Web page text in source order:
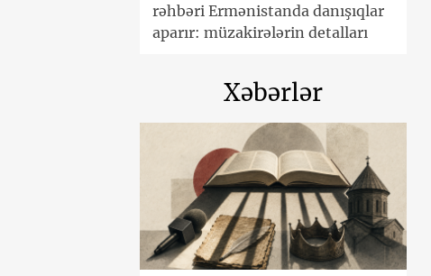
rəhbəri Ermənistanda danışıqlar
aparır: müzakirələrin detalları
Xəbərlər